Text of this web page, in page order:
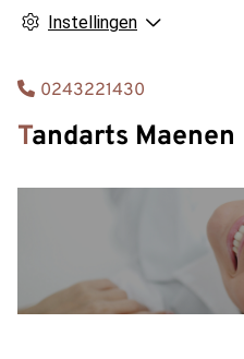
Instellingen
Tandarts Maenen
Tel:
0243221430